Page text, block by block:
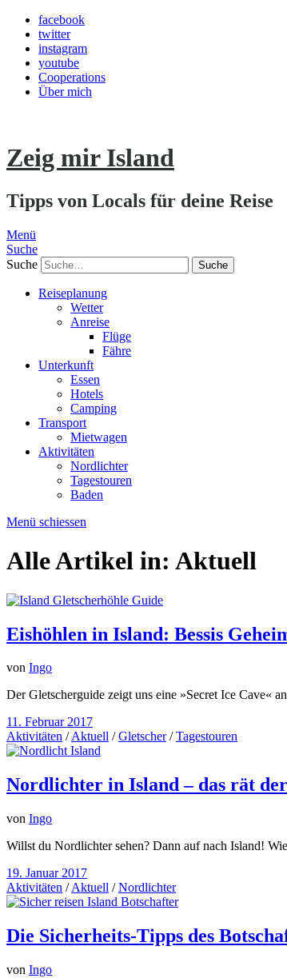
facebook
twitter
instagram
youtube
Cooperations
Über mich
Zeig mir Island
Tipps von Locals für deine Reise
Menü
Suche
Suche
Reiseplanung
Wetter
Anreise
Flüge
Fähre
Unterkunft
Essen
Hotels
Camping
Transport
Mietwagen
Aktivitäten
Nordlichter
Tagestouren
Baden
Menü schiessen
Alle Artikel in: Aktuell
Eishöhlen in Island: Bessis
von Ingo
Der Gletscherguide zeigt uns eine »Secret Ice Cave«
11. Februar 2017
Aktivitäten /Aktuell /Gletscher/Tagestouren
Nordlichter in Island – das rät
von Ingo
Willst du Nordlichter sehen? Dann auf nach Island!
19. Januar 2017
Aktivitäten /Aktuell /Nordlichter
Die Sicherheits-Tipps des
von Ingo